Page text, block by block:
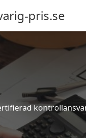
pris.se